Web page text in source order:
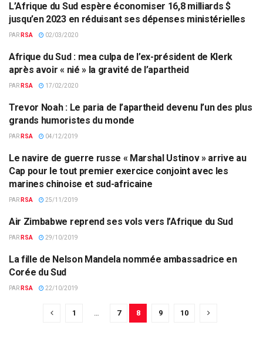
AFRIQUE DU SUD
L’Afrique du Sud espère économiser 16,8 milliards $
jusqu’en 2023 en réduisant ses dépenses ministérielles
PAR RSA 02/03/2020
AFRIQUE AUSTRALE
Afrique du Sud : mea culpa de l’ex-président de Klerk
après avoir « nié » la gravité de l’apartheid
PAR RSA 17/02/2020
AFRIQUE AUSTRALE
Trevor Noah : Le paria de l’apartheid devenu l’un des plus
grands humoristes du monde
PAR RSA 04/12/2019
AFRIQUE AUSTRALE
Le navire de guerre russe « Marshal Ustinov » arrive au
Cap pour le tout premier exercice conjoint avec les
marines chinoise et sud-africaine
PAR RSA 25/11/2019
AFRIQUE AUSTRALE
Air Zimbabwe reprend ses vols vers l’Afrique du Sud
PAR RSA 29/10/2019
AFRIQUE AUSTRALE
La fille de Nelson Mandela nommée ambassadrice en
Corée du Sud
PAR RSA 22/10/2019
1 … 7 8 9 10